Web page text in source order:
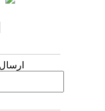
ارسال